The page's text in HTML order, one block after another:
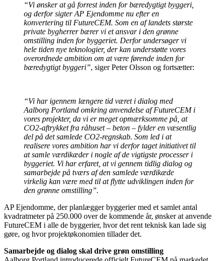
“Vi ønsker at gå forrest inden for bæredygtigt byggeri,
og derfor sigter AP Ejendomme nu efter en
konvertering til FutureCEM. Som en af landets største
private bygherrer bærer vi et ansvar i den grønne
omstilling inden for byggeriet. Derfor undersøger vi
hele tiden nye teknologier, der kan understøtte vores
overordnede ambition om at være førende inden for
bæredygtigt byggeri”, siger Peter Olsson og fortsætter:
“Vi har igennem længere tid været i dialog med
Aalborg Portland omkring anvendelse af FutureCEM i
vores projekter, da vi er meget opmærksomme på, at
CO2-aftrykket fra råhuset – beton – fylder en væsentlig
del på det samlede CO2-regnskab. Som led i at
realisere vores ambition har vi derfor taget initiativet til
at samle værdikæder i nogle af de vigtigste processer i
byggeriet. Vi har erfaret, at vi gennem tidlig dialog og
samarbejde på tværs af den samlede værdikæde
virkelig kan være med til at flytte udviklingen inden for
den grønne omstilling”.
AP Ejendomme, der planlægger byggerier med et samlet antal
kvadratmeter på 250.000 over de kommende år, ønsker at anvende
FutureCEM i alle de byggerier, hvor det rent teknisk kan lade sig
gøre, og hvor projektøkonomien tillader det.
Samarbejde og dialog skal drive grøn omstilling